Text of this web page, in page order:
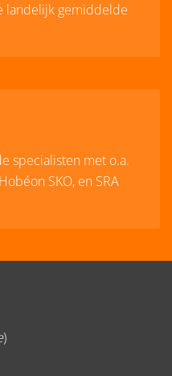
landelijk gemiddelde
specialisten met o.a.
SKO, en SRA
)